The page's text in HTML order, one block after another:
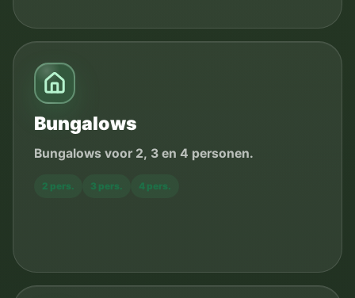
Bungalows
Bungalows voor 2, 3 en 4 personen.
2 pers. 3 pers. 4 pers.